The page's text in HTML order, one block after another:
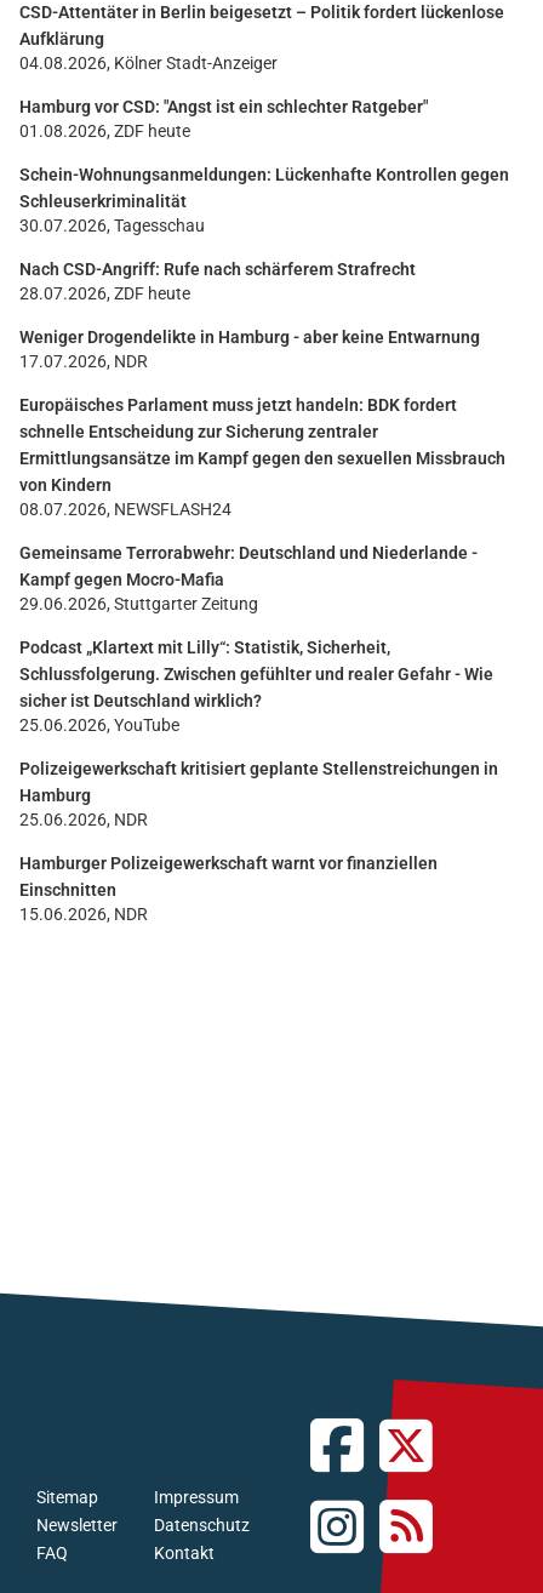
CSD-Attentäter in Berlin beigesetzt – Politik fordert lückenlose
Aufklärung
04.08.2026, Kölner Stadt-Anzeiger
Hamburg vor CSD: "Angst ist ein schlechter Ratgeber"
01.08.2026, ZDF heute
Schein-Wohnungsanmeldungen: Lückenhafte Kontrollen gegen
Schleuserkriminalität
30.07.2026, Tagesschau
Nach CSD-Angriff: Rufe nach schärferem Strafrecht
28.07.2026, ZDF heute
Weniger Drogendelikte in Hamburg - aber keine Entwarnung
17.07.2026, NDR
Europäisches Parlament muss jetzt handeln: BDK fordert
schnelle Entscheidung zur Sicherung zentraler
Ermittlungsansätze im Kampf gegen den sexuellen Missbrauch
von Kindern
08.07.2026, NEWSFLASH24
Gemeinsame Terrorabwehr: Deutschland und Niederlande -
Kampf gegen Mocro-Mafia
29.06.2026, Stuttgarter Zeitung
Podcast „Klartext mit Lilly“: Statistik, Sicherheit,
Schlussfolgerung. Zwischen gefühlter und realer Gefahr - Wie
sicher ist Deutschland wirklich?
25.06.2026, YouTube
Polizeigewerkschaft kritisiert geplante Stellenstreichungen in
Hamburg
25.06.2026, NDR
Hamburger Polizeigewerkschaft warnt vor finanziellen
Einschnitten
15.06.2026, NDR
FAQ
Newsletter
Sitemap
Kontakt
Datenschutz
Impressum